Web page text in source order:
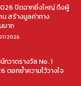
ปิดฉากยิ่งใหญ่ ดึงผู้
สร้างมูลค่าทาง
บาท
2026
วาดรางวัล No. 1
ตอกย้ำความไว้วางใจ